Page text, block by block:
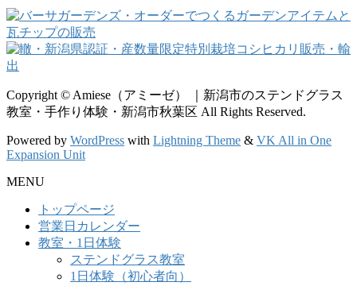
Copyright © Amiese（アミーゼ） ｜新潟市のステンドグラス
教室・手作り体験・新潟市秋葉区 All Rights Reserved.
Powered by WordPress with Lightning Theme & VK All in One
Expansion Unit
MENU
トップページ
営業日カレンダー
教室・1日体験
ステンドグラス教室
1日体験（初心者向）